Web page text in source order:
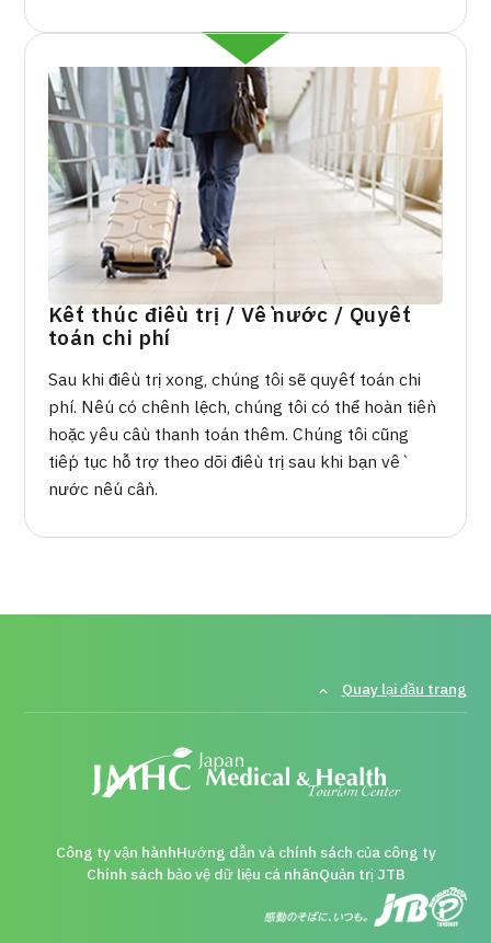
Kết thúc điều trị / Về nước / Quyết
toán chi phí
Sau khi điều trị xong, chúng tôi sẽ quyết toán chi
phí. Nếu có chênh lệch, chúng tôi có thể hoàn tiền
hoặc yêu cầu thanh toán thêm. Chúng tôi cũng
tiếp tục hỗ trợ theo dõi điều trị sau khi bạn về
nước nếu cần.
Quay lại đầu trang
Công ty vận hànhHướng dẫn và chính sách của công ty
Chính sách bảo vệ dữ liệu cá nhânQuản trị JTB